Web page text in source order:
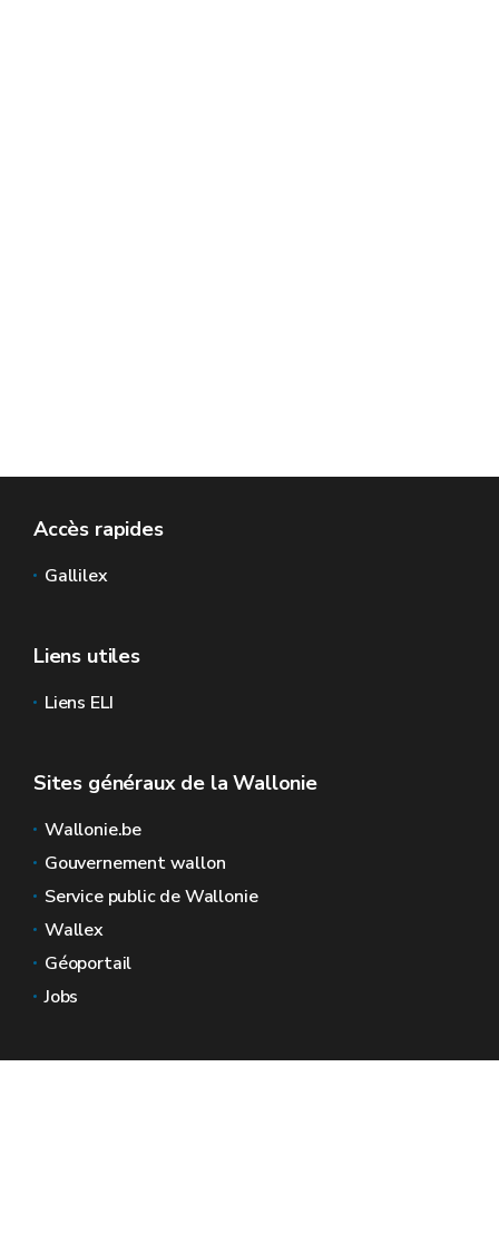
Accès rapides
Gallilex
Liens utiles
Liens ELI
Sites généraux de la Wallonie
Wallonie.be
Gouvernement wallon
Service public de Wallonie
Wallex
Géoportail
Jobs